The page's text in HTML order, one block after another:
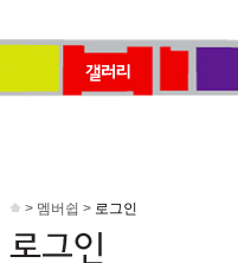
> 멤버쉽 > 로그인